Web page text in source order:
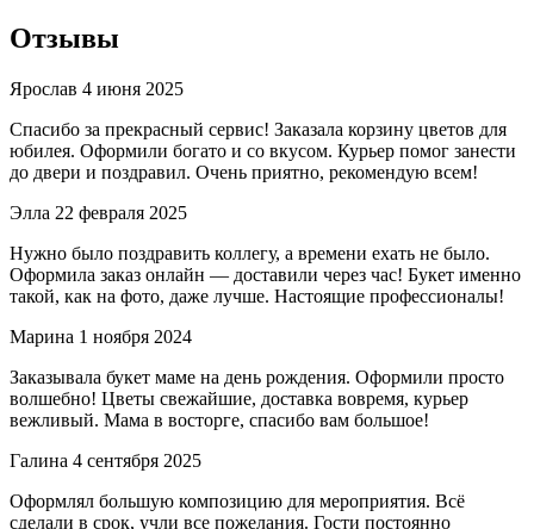
Отзывы
Ярослав 4 июня 2025
Спасибо за прекрасный сервис! Заказала корзину цветов для
юбилея. Оформили богато и со вкусом. Курьер помог занести
до двери и поздравил. Очень приятно, рекомендую всем!
Элла 22 февраля 2025
Нужно было поздравить коллегу, а времени ехать не было.
Оформила заказ онлайн — доставили через час! Букет именно
такой, как на фото, даже лучше. Настоящие профессионалы!
Марина 1 ноября 2024
Заказывала букет маме на день рождения. Оформили просто
волшебно! Цветы свежайшие, доставка вовремя, курьер
вежливый. Мама в восторге, спасибо вам большое!
Галина 4 сентября 2025
Оформлял большую композицию для мероприятия. Всё
сделали в срок, учли все пожелания. Гости постоянно